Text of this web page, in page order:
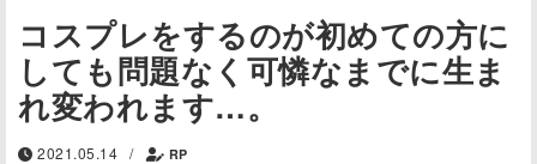
コスプレをするのが初めての方に
しても問題なく可憐なまでに生ま
れ変われます…。
2021.05.14 / RP